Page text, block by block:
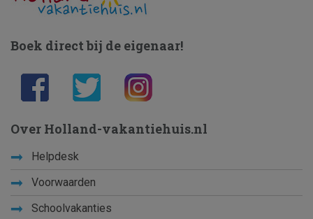
Boek direct bij de eigenaar!
Over Holland-vakantiehuis.nl
Helpdesk
Voorwaarden
Schoolvakanties